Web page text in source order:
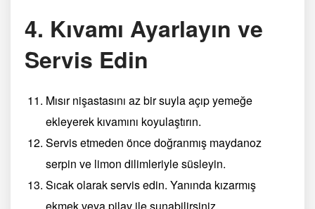
4. Kıvamı Ayarlayın ve
Servis Edin
Mısır nişastasını az bir suyla açıp yemeğe
ekleyerek kıvamını koyulaştırın.
Servis etmeden önce doğranmış maydanoz
serpin ve limon dilimleriyle süsleyin.
Sıcak olarak servis edin. Yanında kızarmış